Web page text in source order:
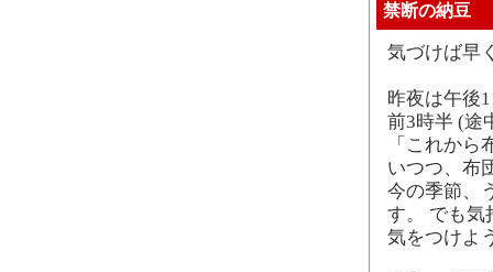
禁断の納豆
気づけば早
昨夜は午後
前3時半 (途
「これか
いつつ、布
今の季節、
す。 でも
気をつけよ